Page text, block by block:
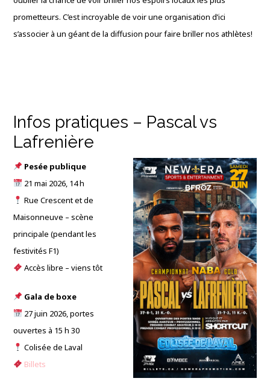
prometteurs. C’est incroyable de voir une organisation d’ici
s’associer à un géant de la diffusion pour faire briller nos athlètes!
Infos pratiques – Pascal vs
Lafrenière
Pesée publique
21 mai 2026, 14 h
Rue Crescent et de
Maisonneuve – scène
principale (pendant les
festivités F1)
Accès libre – viens tôt
Gala de boxe
27 juin 2026, portes
ouvertes à 15 h 30
Colisée de Laval
Billets